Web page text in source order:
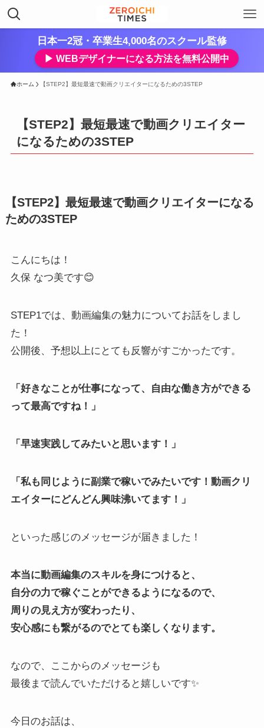
日本一2冠・卒業生4,000名のスクール監修
▶︎ WEBデザイナーになる方法を無料公開中
ホーム 【STEP2】最短最速で動画クリエイターになるための3STEP
【STEP2】最短最速で動画クリエイター
になるための3STEP
【STEP2】最短最速で動画クリエイターになる
ための3STEP
こんにちは！
久保 なつ美です😊
STEP1では、動画編集の魅力についてお話をしまし
た！
公開後、予想以上にとても反響がすごかったです。
「好きなことが仕事になって、自由な働き方ができる
って最高ですね！」
「早速実践してみたいと思います！」
「私も同じように副業で稼いでみたいです！動画クリ
エイターにどんどん興味沸いてます！」
といった感じのメッセージが届きました！
本当に動画編集のスキルを身につけると、
自分の力で稼ぐことができるようになるので、
周りの見え方が変わったり、
安心感にも繋がるのでとても楽しくなります。
なので、ここからのメッセージも
最後まで読んでいただけると嬉しいです✨
今日のお話は、